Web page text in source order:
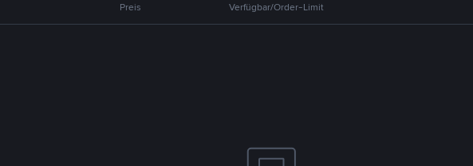
Preis Verfügbar/Order-Limit